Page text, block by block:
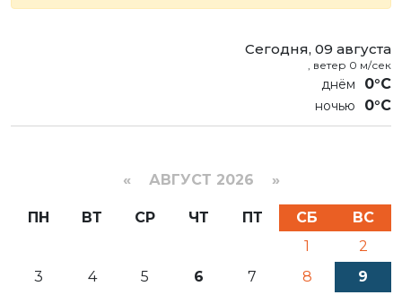
Сегодня, 09 августа
, ветер 0 м/сек
0°C
0°C
« АВГУСТ 2026 »
ПН ВТ СР ЧТ ПТ СБ
ВС
1
2
3
4 5 6 7 8
9